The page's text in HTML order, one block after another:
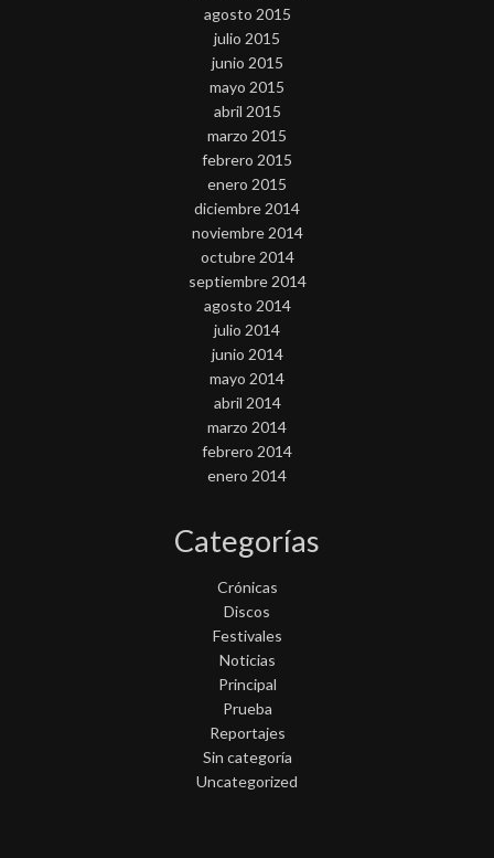
agosto 2015
julio 2015
junio 2015
mayo 2015
abril 2015
marzo 2015
febrero 2015
enero 2015
diciembre 2014
noviembre 2014
octubre 2014
septiembre 2014
agosto 2014
julio 2014
junio 2014
mayo 2014
abril 2014
marzo 2014
febrero 2014
enero 2014
Categorías
Crónicas
Discos
Festivales
Noticias
Principal
Prueba
Reportajes
Sin categoría
Uncategorized